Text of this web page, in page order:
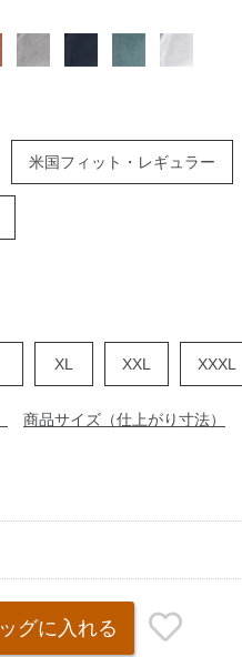
米国フィット・レギュラー
XL XXL XXXL
商品サイズ（仕上がり寸法）
グに入れる